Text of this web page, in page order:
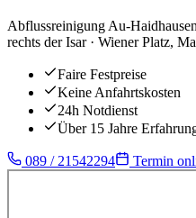
Abflussreinigung Au-
rechts der Isar · Wiener Platz,
Faire Festpreise
Keine Anfahrtskosten
24h Notdienst
Über 15 Jahre
089 / 21542294 Termin